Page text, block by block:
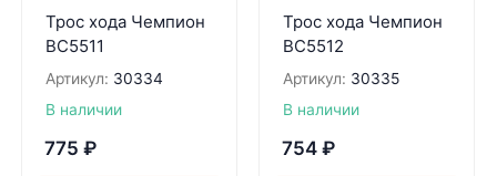
Трос хода Чемпион
BC5511
Артикул: 30334
В наличии
775 ₽
Трос хода Чемпион
BC5512
Артикул: 30335
В наличии
754 ₽